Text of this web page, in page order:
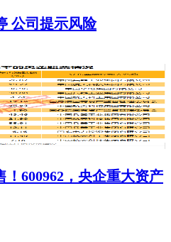
公司提示风险
600962，央企重大资产